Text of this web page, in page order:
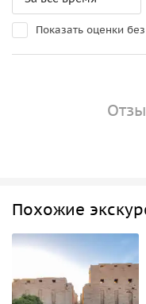
Показать оценки
Похожие